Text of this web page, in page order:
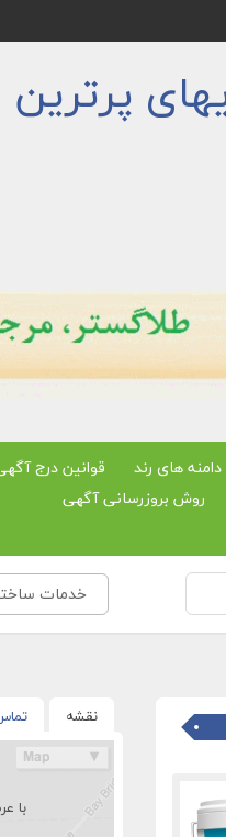
پرترین
های رند
قوانین درج
روش بروزرسانی آگهی
خدمات
نقشه
با